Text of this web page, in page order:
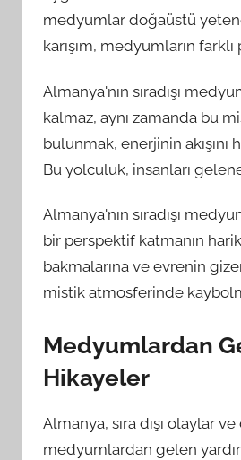
medyumlar doğaüstü
karışım, medyumların
Almanya'nın sıradışı
kalmaz, aynı zamanda bu
bulunmak, enerjinin
Bu yolculuk, insanları
Almanya'nın sıradışı
bir perspektif katmanın
bakmalarına ve evrenin
mistik atmosferinde
Medyumlardan
Hikayeler
Almanya, sıra dışı olaylar
medyumlardan gelen